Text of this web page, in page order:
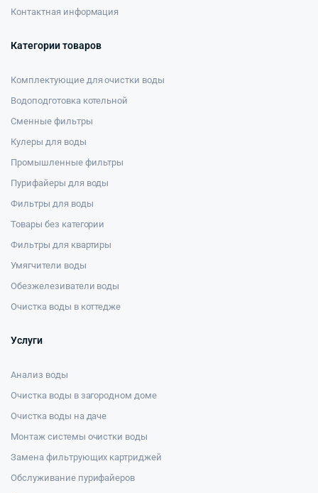
Контактная информация
Категории товаров
Комплектующие для очистки воды
Водоподготовка котельной
Сменные фильтры
Кулеры для воды
Промышленные фильтры
Пурифайеры для воды
Фильтры для воды
Товары без категории
Фильтры для квартиры
Умягчители воды
Обезжелезиватели воды
Очистка воды в коттедже
Услуги
Анализ воды
Очистка воды в загородном доме
Очистка воды на даче
Монтаж системы очистки воды
Замена фильтрующих картриджей
Обслуживание пурифайеров